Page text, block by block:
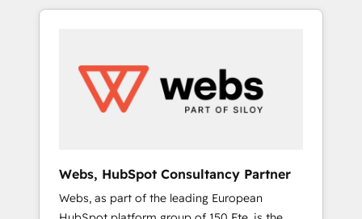
to global brands
HubSpot challenges and improve user
HubSpot for the first time 🔧 Designing and
optimising your HubSpot set-up for better
results 🌐 Website design and build using
using HubSpot Why us? - SIX HubSpot
Accreditations - awarded by HubSpot after a
Webs, HubSpot Consultancy Partner
Webs, as part of the leading European